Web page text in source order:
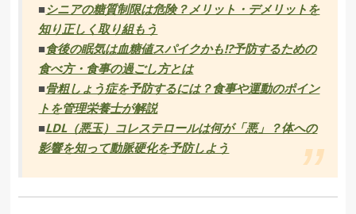
■シニアの糖質制限は危険？メリット・デメリットを
知り正しく取り組もう
■食後の眠気は血糖値スパイクかも!?予防するための
食べ方・食事の過ごし方とは
■骨粗しょう症を予防するには？食事や運動のポイン
トを管理栄養士が解説
■LDL（悪玉）コレステロールは何が「悪」？体への
影響を知って動脈硬化を予防しよう